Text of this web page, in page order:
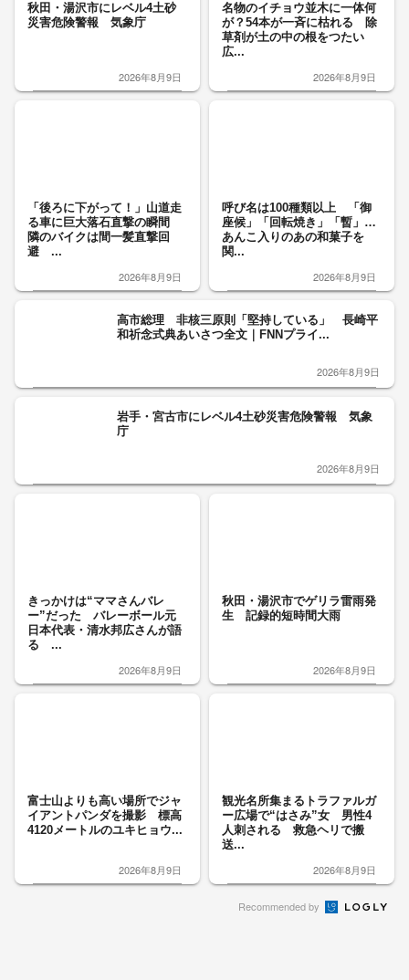
秋田・湯沢市にレベル4土砂
災害危険警報 気象庁
2026年8月9日
名物のイチョウ並木に一体何
が？54本が一斉に枯れる 除
草剤が土の中の根をつたい
広...
2026年8月9日
「後ろに下がって！」山道走
る車に巨大落石直撃の瞬間
隣のバイクは間一髪直撃回
避 ...
2026年8月9日
呼び名は100種類以上 「御
座候」「回転焼き」「暫」…
あんこ入りのあの和菓子を
関...
2026年8月9日
高市総理 非核三原則「堅持している」 長崎平
和祈念式典あいさつ全文｜FNNプライ...
2026年8月9日
岩手・宮古市にレベル4土砂災害危険警報 気象
庁
2026年8月9日
きっかけは“ママさんバレ
ー”だった バレーボール元
日本代表・清水邦広さんが語
る ...
2026年8月9日
秋田・湯沢市でゲリラ雷雨発
生 記録的短時間大雨
2026年8月9日
富士山よりも高い場所でジャ
イアントパンダを撮影 標高
4120メートルのユキヒョウ...
2026年8月9日
観光名所集まるトラファルガ
ー広場で“はさみ”女 男性4
人刺される 救急ヘリで搬
送...
2026年8月9日
Recommended by